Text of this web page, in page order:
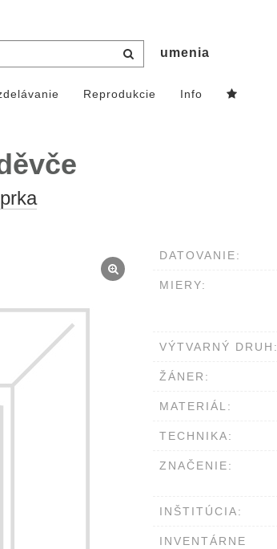
umenia
Reprodukcie Info
DATOVANIE:
MIERY:
VÝTVARNÝ DRUH:
ŽÁNER:
MATERIÁL:
TECHNIKA:
ZNAČENIE:
INŠTITÚCIA:
INVENTÁRNE